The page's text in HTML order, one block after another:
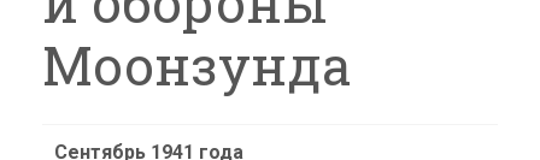
Моонзунда
Сентябрь 1941 года